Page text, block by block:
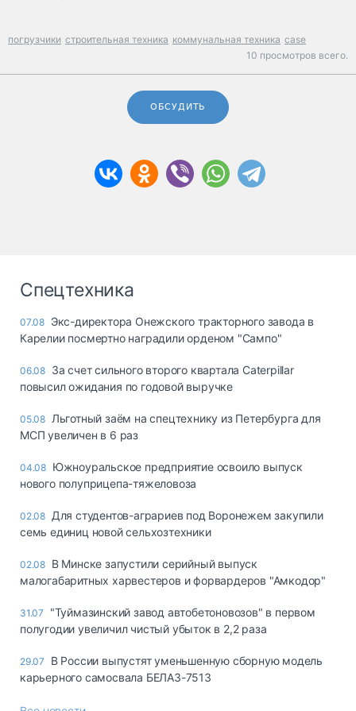
погрузчики строительная техника коммунальная техника case
10 просмотров всего.
ОБСУДИТЬ
Спецтехника
07.08 Экс-директора Онежского тракторного завода в
Карелии посмертно наградили орденом "Сампо"
06.08 За счет сильного второго квартала Caterpillar
повысил ожидания по годовой выручке
05.08 Льготный заём на спецтехнику из Петербурга для
МСП увеличен в 6 раз
04.08 Южноуральское предприятие освоило выпуск
нового полуприцепа-тяжеловоза
02.08 Для студентов-аграриев под Воронежем закупили
семь единиц новой сельхозтехники
02.08 В Минске запустили серийный выпуск
малогабаритных харвестеров и форвардеров "Амкодор"
31.07
"Туймазинский завод автобетоновозов" в первом
полугодии увеличил чистый убыток в 2,2 раза
29.07
В России выпустят уменьшенную сборную модель
карьерного самосвала БЕЛАЗ-7513